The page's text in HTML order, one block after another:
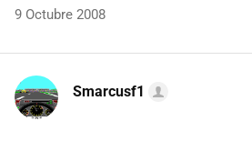
9 Octubre 2008
Smarcusf1